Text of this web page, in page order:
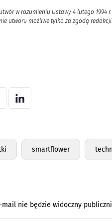
w rozumieniu Ustawy 4 lutego
utworu możliwe tylko za zgodą redakcji.
smartflower
nie będzie widoczny